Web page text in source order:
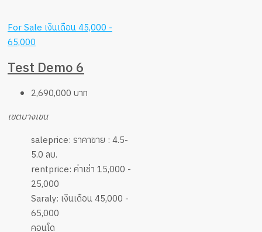
For Saleเงินเดือน 45,000 -
65,000
Test Demo 6
2,690,000 บาท
เขตบางเขน
saleprice: ราคาขาย : 4.5-
5.0 ลบ.
rentprice: ค่าเช่า 15,000 -
25,000
Saraly: เงินเดือน 45,000 -
65,000
คอนโด